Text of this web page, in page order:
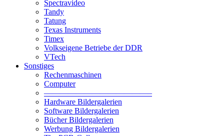
Spectravideo
Tandy
Tatung
Texas Instruments
Timex
Volkseigene Betriebe der DDR
VTech
Sonstiges
Rechenmaschinen
Computer
—————————————–
Hardware Bildergalerien
Software Bildergalerien
Bücher Bildergalerien
Werbung Bildergalerien